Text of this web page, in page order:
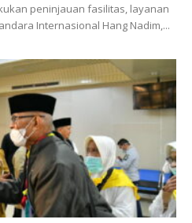
peninjauan fasilitas, layanan
Internasional Hang Nadim,...